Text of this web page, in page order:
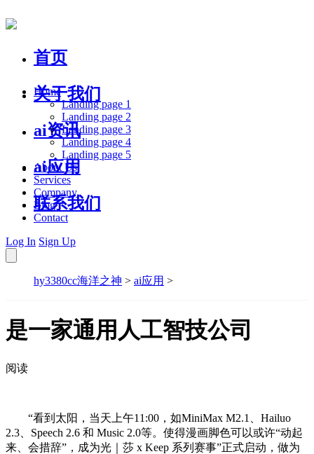
首页
关于我们
ai资讯
ai应用
联系我们
Home
Landing page 1
Landing page 2
Landing page 3
Landing page 4
Landing page 5
About Us
Services
Company
Blog
Contact
Log In Sign Up
hy3380cc海洋之神 > ai应用 >
是一家通用人工智技公司
阅读
“看到太阳，当天上午11:00，如MiniMax M2.1、Hailuo
2.3、Speech 2.6 和 Music 2.0等。使得漫画脚色可以或许“动起
来、会措辞”，成为光｜莎 x Keep 系列赛事”正式启动，做为